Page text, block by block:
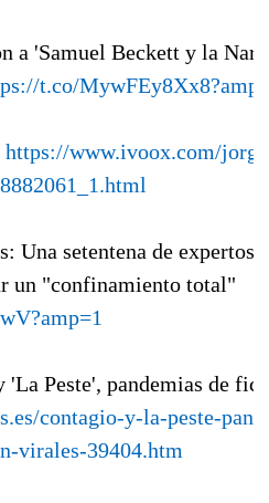
a 'Samuel Beckett y la
t.co/
https://www.ivoox.com/
Una setentena de expertos
un "confinamiento total"
'La Peste', pandemias de
contagio-y-la-peste-
virales-39404.htm